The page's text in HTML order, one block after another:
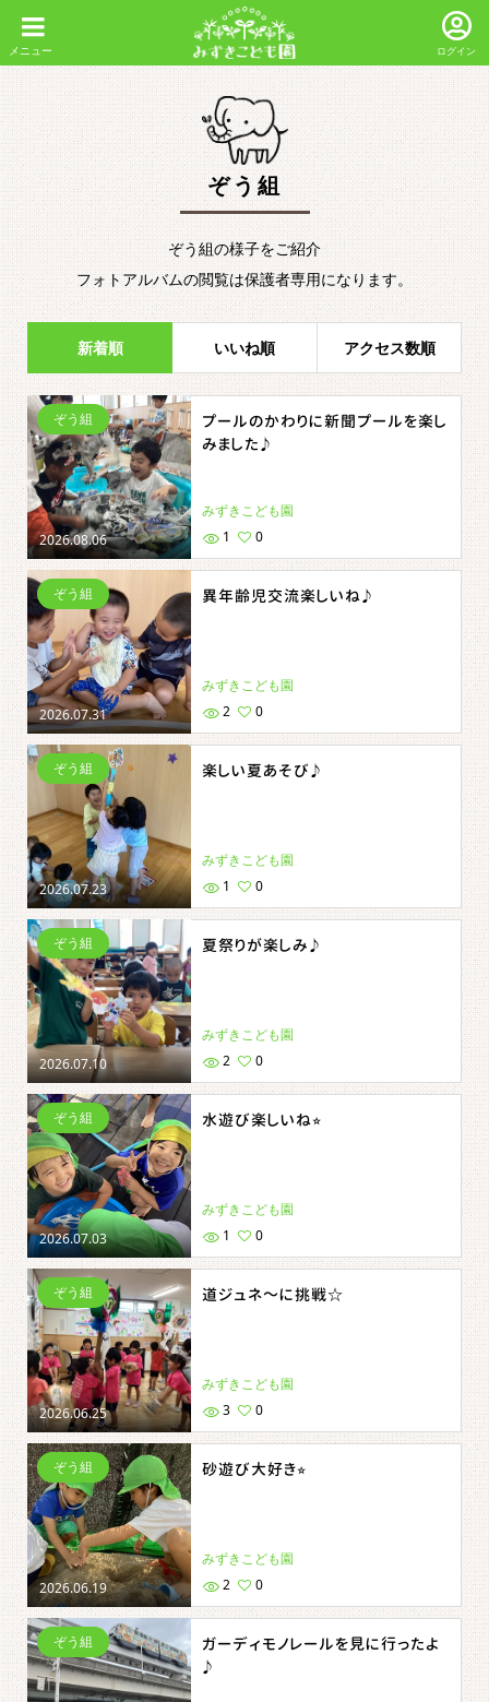
ログイン
ぞう組
ぞう組の様子をご紹介
フォトアルバムの閲覧は保護者専用になります。
新着順 いいね順 アクセス数順
2026.08.06
ぞう組
プールのかわりに新聞プールを楽し
みました♪
みずきこども園
1
0
2026.07.31
ぞう組 異年齢児交流楽しいね♪
みずきこども園
2
0
2026.07.23
ぞう組 楽しい夏あそび♪
みずきこども園
1
0
2026.07.10
ぞう組 夏祭りが楽しみ♪
みずきこども園
2
0
2026.07.03
ぞう組 水遊び楽しいね⭐︎
みずきこども園
1
0
2026.06.25
ぞう組 道ジュネ～に挑戦☆
みずきこども園
3
0
2026.06.19
ぞう組 砂遊び大好き⭐︎
みずきこども園
2
0
ぞう組
ガーディモノレールを見に行ったよ
♪